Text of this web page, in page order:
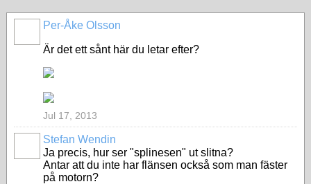
Per-Åke Olsson
Är det ett sånt här du letar efter?
Jul 17, 2013
Stefan Wendin
Ja precis, hur ser "splinesen" ut slitna?
Antar att du inte har flänsen också som man fäster
på motorn?